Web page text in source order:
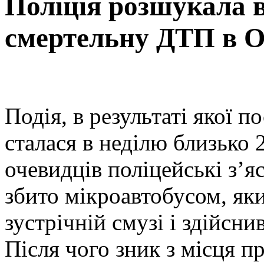
Поліція розшукала
смертельну ДТП в
Подія, в результаті якої
сталася в неділю близько
очевидців поліцейські
збито мікроавтобусом,
зустрічній смузі і
Після чого зник з місця